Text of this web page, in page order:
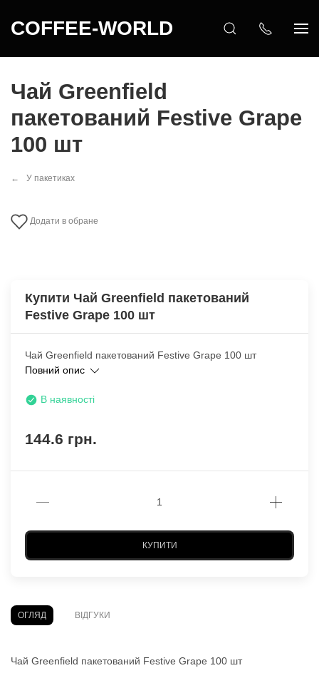
COFFEE-WORLD
Чай Greenfield
пакетований Festive Grape
100 шт
У пакетиках
Додати в обране
Купити Чай Greenfield пакетований
Festive Grape 100 шт
Чай Greenfield пакетований Festive Grape 100 шт
Повний опис
В наявності
144.6 грн.
КУПИТИ
ОГЛЯД ВІДГУКИ
Чай Greenfield пакетований Festive Grape 100 шт